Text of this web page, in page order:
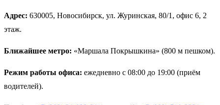
Адрес: 630005, Новосибирск, ул. Журинская, 80/1, офис 6, 2
этаж.
Ближайшее метро: «Маршала Покрышкина» (800 м пешком).
Режим работы офиса: ежедневно с 08:00 до 19:00 (приём
водителей).